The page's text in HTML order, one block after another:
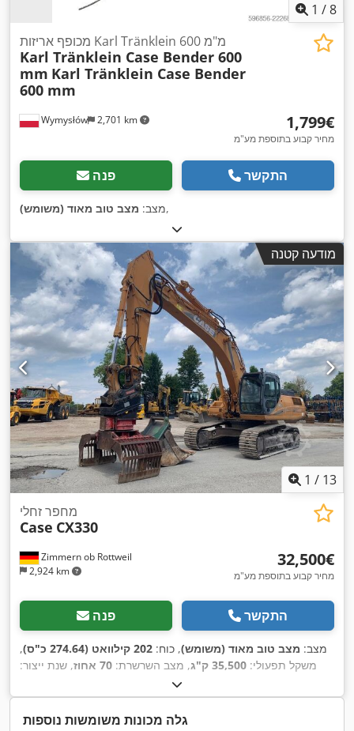
1 /8
Wymysłów 2,701 km
מכופף אריזות Karl Tränklein 600 מ"מ
Karl Tränklein Case Bender 600
mm Karl Tränklein Case Bender
600 mm
‏1,799 ‏€
מחיר קבוע בתוספת מע"מ
פנה התקשר
מצב: מצב טוב מאוד (משומש) ,
מודעה קטנה
1 / 13
Zimmern ob Rottweil
2,924 km
מחפר זחלי
Case CX330
‏32,500 ‏€
מחיר קבוע בתוספת מע"מ
פנה התקשר
מצב: מצב טוב מאוד (משומש), כוח: 202 קילוואט (274.64 כ"ס)
,
משקל תפעולי: 35,500 ק"ג , מצב השרשרת: 70 אחוז
, שנת ייצור:
מיזוג אוויר
גלה מכונות משומשות נוספות